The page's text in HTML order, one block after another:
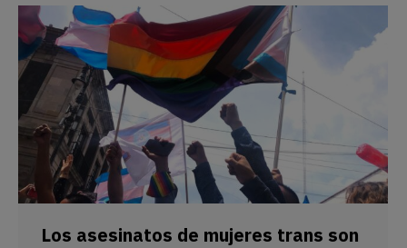
Los asesinatos de mujeres trans son